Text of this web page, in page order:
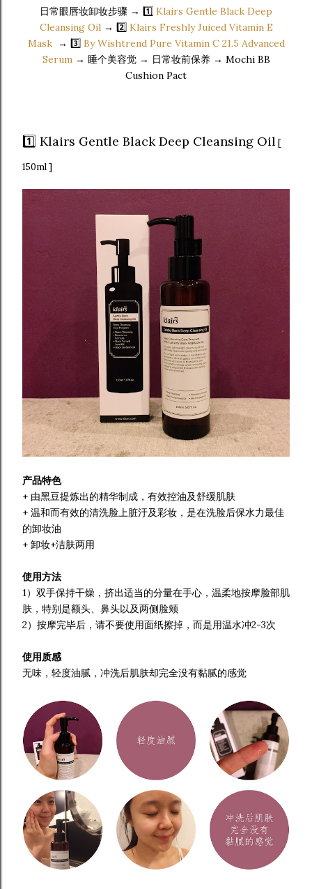
日常眼唇妆卸妆步骤 → 1️⃣ Klairs Gentle Black Deep
Cleansing Oil→ 2️⃣ Klairs Freshly Juiced Vitamin E
Mask→ 3️⃣ By Wishtrend Pure Vitamin C 21.5 Advanced
Serum→ 睡个美容觉 → 日常妆前保养 → Mochi BB
Cushion Pact
1️⃣ Klairs Gentle Black Deep Cleansing Oil [
150ml ]
产品特色
+ 由黑豆提炼出的精华制成，有效控油及舒缓肌肤
+ 温和而有效的清洗脸上脏汙及彩妆，是在洗脸后保水力最佳
的卸妆油
+ 卸妆+洁肤两用
使用方法
1）双手保持干燥，挤出适当的分量在手心，温柔地按摩脸部肌
肤，特别是额头、鼻头以及两侧脸颊
2）按摩完毕后，请不要使用面纸擦掉，而是用温水冲2-3次
使用质感
无味，轻度油腻，冲洗后肌肤却完全没有黏腻的感觉